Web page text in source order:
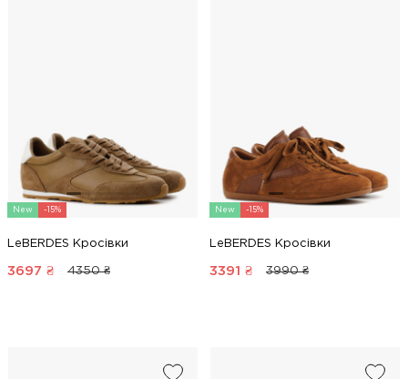
New -15%
LeBERDES Кросівки
3697 ₴ 4350 ₴
New -15%
LeBERDES Кросівки
3391 ₴ 3990 ₴